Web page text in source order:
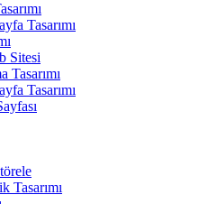
Tasarımı
Sitesi
Tasarımı
Tasarımı
Tasarımı